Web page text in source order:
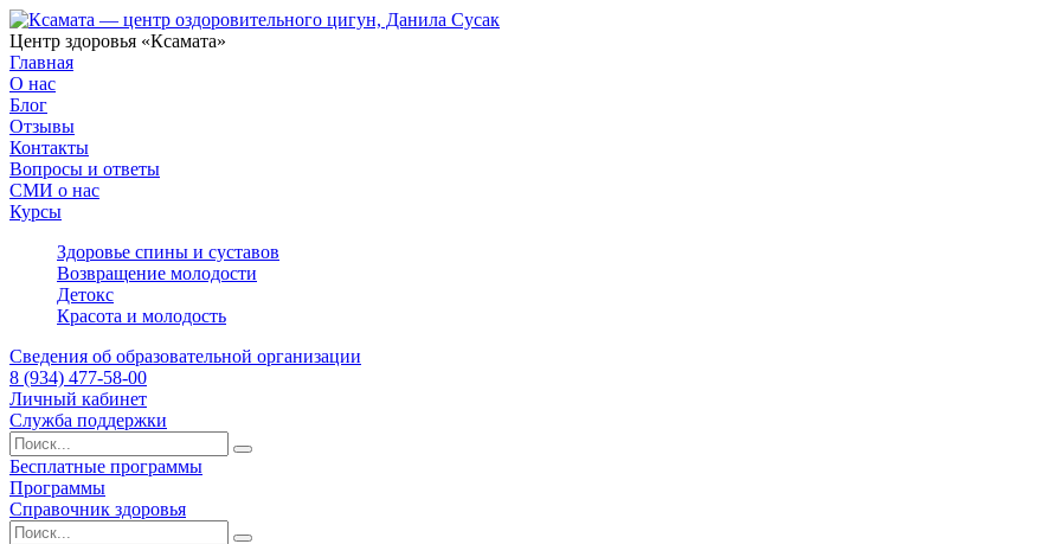
Центр здоровья «Ксамата»
Главная
О нас
Блог
Отзывы
Контакты
Вопросы и ответы
СМИ о нас
Курсы
Здоровье спины и суставов
Возвращение молодости
Детокс
Красота и молодость
Сведения об образовательной организации
8 (934) 477-58-00
Личный кабинет
Служба поддержки
Бесплатные программы
Программы
Справочник здоровья